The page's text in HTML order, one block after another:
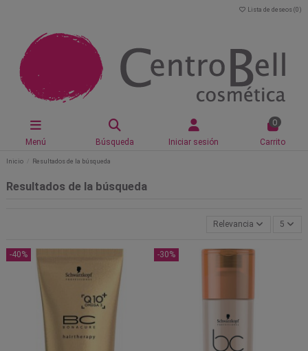
Lista de deseos (0 )
Menú Búsqueda Iniciar sesión
0
Carrito
Inicio Resultados de la búsqueda
Resultados de la búsqueda
Relevancia 5
-40% -30%